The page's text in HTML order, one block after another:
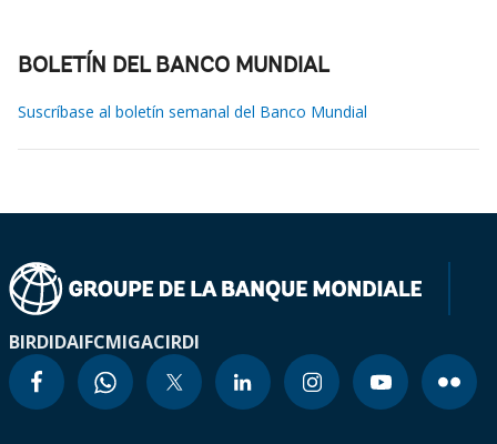
BOLETÍN DEL BANCO MUNDIAL
Suscríbase al boletín semanal del Banco Mundial
BIRDIDAIFCMIGACIRDI